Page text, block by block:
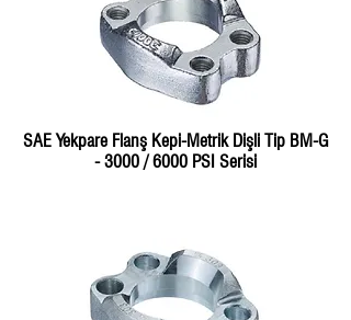
SAE Yekpare Flanş Kepi-Metrik Dişli Tip BM-G
- 3000 / 6000 PSI Serisi